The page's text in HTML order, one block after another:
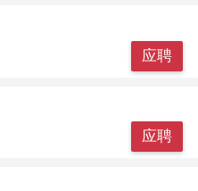
应聘
应聘